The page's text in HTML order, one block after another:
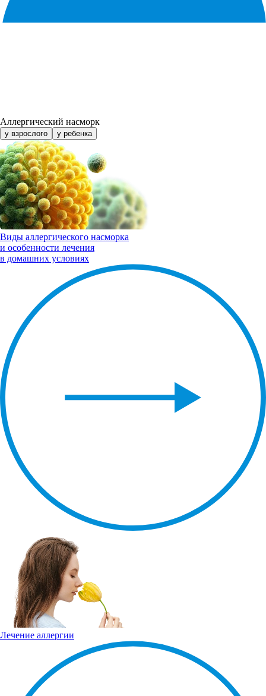
Аллергический насморк
у взрослого у ребенка
Виды аллергического насморка
и особенности лечения
в домашних условиях
Лечение аллергии